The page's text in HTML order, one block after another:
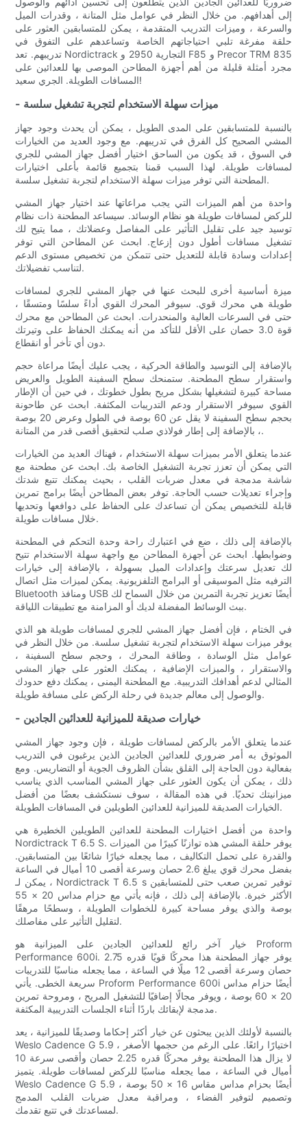
إلى أهدافهم. من خلال النظر في عوامل مثل المتانة ، وقدرات الميل
والسرعة ، وميزات التدريب المتقدمة ، يمكن للمتسابقين العثور على
حلقة مفرغة تلبي احتياجاتهم الخاصة وتساعدهم على التفوق في
تدريبهم. تعد Nordictrack التجارية 2950 و F85 و Precor TRM 835
مجرد أمثلة قليلة من أهم أجهزة المطاحن الموصى بها للعدائين على
المسافات الطويلة. الجري سعيد!
- ميزات سهلة الاستخدام لتجربة تشغيل سلسة
بالنسبة للمتسابقين على المدى الطويل ، يمكن أن يحدث وجود جهاز
المشي الصحيح كل الفرق في تدريبهم. مع وجود العديد من الخيارات
في السوق ، قد يكون من الساحق اختيار أفضل جهاز المشي للجري
لمسافات طويلة. لهذا السبب قمنا بتجميع قائمة بأعلى اختيارات
المطحنة التي توفر ميزات سهلة الاستخدام لتجربة تشغيل سلسة.
واحدة من أهم الميزات التي يجب مراعاتها عند اختيار جهاز المشي
للركض لمسافات طويلة هو نظام الوسائد. سيساعد المطحنة ذات نظام
توسيد جيد على تقليل التأثير على المفاصل وعضلاتك ، مما يتيح لك
تشغيل مسافات أطول دون إزعاج. ابحث عن المطاحن التي توفر
إعدادات وسادة قابلة للتعديل حتى تتمكن من تخصيص مستوى الدعم
لتناسب تفضيلاتك.
ميزة أساسية أخرى للبحث عنها في جهاز المشي للجري لمسافات
طويلة هي محرك قوي. سيوفر المحرك القوي أداءً سلسًا ومتسقًا ،
حتى في السرعات العالية والمنحدرات. ابحث عن المطاحن مع محرك
قوة 3.0 حصان على الأقل للتأكد من أنه يمكنك الحفاظ على وتيرتك
دون أي تأخر أو انقطاع.
بالإضافة إلى التوسيد والطاقة الحركية ، يجب عليك أيضًا مراعاة حجم
واستقرار سطح المطحنة. ستمنحك سطح السفينة الطويل والعريض
مساحة كبيرة لتشغيلها بشكل مريح بطول خطوتك ، في حين أن الإطار
القوي سيوفر الاستقرار ودعم التدريبات المكثفة. ابحث عن طاحونة
بحجم سطح السفينة لا يقل عن 60 بوصة في الطول وعرض 20 بوصة
، بالإضافة إلى إطار فولاذي صلب لتحقيق أقصى قدر من المتانة.
عندما يتعلق الأمر بميزات سهلة الاستخدام ، فهناك العديد من الخيارات
التي يمكن أن تعزز تجربة التشغيل الخاصة بك. ابحث عن مطحنة مع
شاشة مدمجة في معدل ضربات القلب ، بحيث يمكنك تتبع شدتك
وإجراء تعديلات حسب الحاجة. توفر بعض المطاحن أيضًا برامج تمرين
قابلة للتخصيص يمكن أن تساعدك على الحفاظ على دوافعها وتحديها
خلال مسافات طويلة.
بالإضافة إلى ذلك ، ضع في اعتبارك راحة وحدة التحكم في المطحنة
وضوابطها. ابحث عن أجهزة المطاحن مع واجهة سهلة الاستخدام تتيح
لك تعديل سرعتك وإعدادات الميل بسهولة ، بالإضافة إلى خيارات
الترفيه مثل الموسيقى أو البرامج التلفزيونية. يمكن لميزات مثل اتصال
Bluetooth ومنافذ USB أيضًا تعزيز تجربة التمرين من خلال السماح لك
ببث الوسائط المفضلة لديك أو المزامنة مع تطبيقات اللياقة.
في الختام ، فإن أفضل جهاز المشي للجري لمسافات طويلة هو الذي
يوفر ميزات سهلة الاستخدام لتجربة تشغيل سلسة. من خلال النظر في
عوامل مثل الوسادة ، وطاقة المحرك ، وحجم سطح السفينة ،
والاستقرار ، والميزات الإضافية ، يمكنك العثور على جهاز المشي
المثالي لدعم أهدافك التدريبية. مع المطحنة اليمنى ، يمكنك دفع حدودك
والوصول إلى معالم جديدة في رحلة الركض على مسافة طويلة.
- خيارات صديقة للميزانية للعدائين الجادين
عندما يتعلق الأمر بالركض لمسافات طويلة ، فإن وجود جهاز المشي
الموثوق به أمر ضروري للعدائين الجادين الذين يرغبون في التدريب
بفعالية دون الحاجة إلى القلق بشأن الظروف الجوية أو التضاريس. ومع
ذلك ، يمكن أن يكون العثور على جهاز المشي المناسب الذي يناسب
ميزانيتك تحديًا. في هذه المقالة ، سوف نستكشف بعضًا من أفضل
الخيارات الصديقة للميزانية للعدائين الطويلين في المسافات الطويلة.
واحدة من أفضل اختيارات المطحنة للعدائين الطويلين الخطيرة هي
Nordictrack T 6.5 S. يوفر حلقة المشي هذه توازنًا كبيرًا من الميزات
والقدرة على تحمل التكاليف ، مما يجعله خيارًا شائعًا بين المتسابقين.
بفضل محرك قوي يبلغ 2.6 حصان وسرعة أقصى 10 أميال في الساعة
، يمكن لـ Nordictrack T 6.5 s توفير تمرين صعب حتى للمتسابقين
الأكثر خبرة. بالإضافة إلى ذلك ، فإنه يأتي مع حزام مداس 20 × 55
بوصة والذي يوفر مساحة كبيرة للخطوات الطويلة ، وسطحًا مرهقًا
لتقليل التأثير على مفاصلك.
خيار آخر رائع للعدائين الجادين على الميزانية هو Proform
Performance 600i. يوفر جهاز المطحنة هذا محركًا قويًا قدره 2.75
حصان وسرعة أقصى 12 ميلًا في الساعة ، مما يجعله مناسبًا للتدريبات
سريعة الخطى. يأتي Proform Performance 600i أيضًا حزام مداس
20 × 60 بوصة ، ويوفر مجالًا إضافيًا للتشغيل المريح ، ومروحة تمرين
مدمجة لإبقائك باردًا أثناء الجلسات التدريبية المكثفة.
بالنسبة لأولئك الذين يبحثون عن خيار أكثر إحكاما وصديقًا للميزانية ، يعد
Weslo Cadence G 5.9 اختيارًا رائعًا. على الرغم من حجمها الأصغر ،
لا يزال هذا المطحنة يوفر محركًا قدره 2.25 حصان وأقصى سرعة 10
أميال في الساعة ، مما يجعله مناسبًا للركض لمسافات طويلة. يتميز
Weslo Cadence G 5.9 أيضًا بحزام مداس مقاس 16 × 50 بوصة ،
وتصميم لتوفير الفضاء ، ومراقبة معدل ضربات القلب المدمج
لمساعدتك في تتبع تقدمك.